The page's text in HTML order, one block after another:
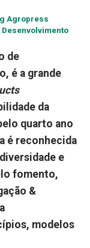
Agropress
de
é a grande
da
quarto ano
é reconhecida
e
fomento,
&
modelos